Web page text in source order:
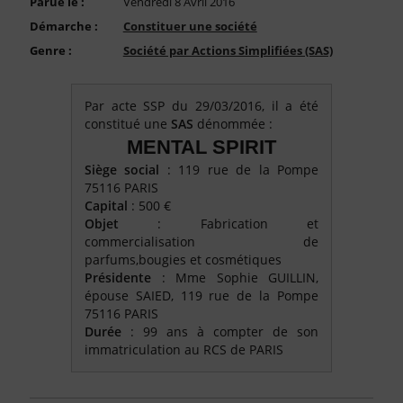
Démarche :
Constituer une société
Genre :
Société par Actions Simplifiées (SAS)
Par acte SSP du 29/03/2016, il a été
constitué une SAS dénommée :
MENTAL SPIRIT
Siège social : 119 rue de la Pompe
75116 PARIS
Capital : 500 €
Objet : Fabrication et
commercialisation de
parfums,bougies et cosmétiques
Présidente : Mme Sophie GUILLIN,
épouse SAIED, 119 rue de la Pompe
75116 PARIS
Durée : 99 ans à compter de son
immatriculation au RCS de PARIS